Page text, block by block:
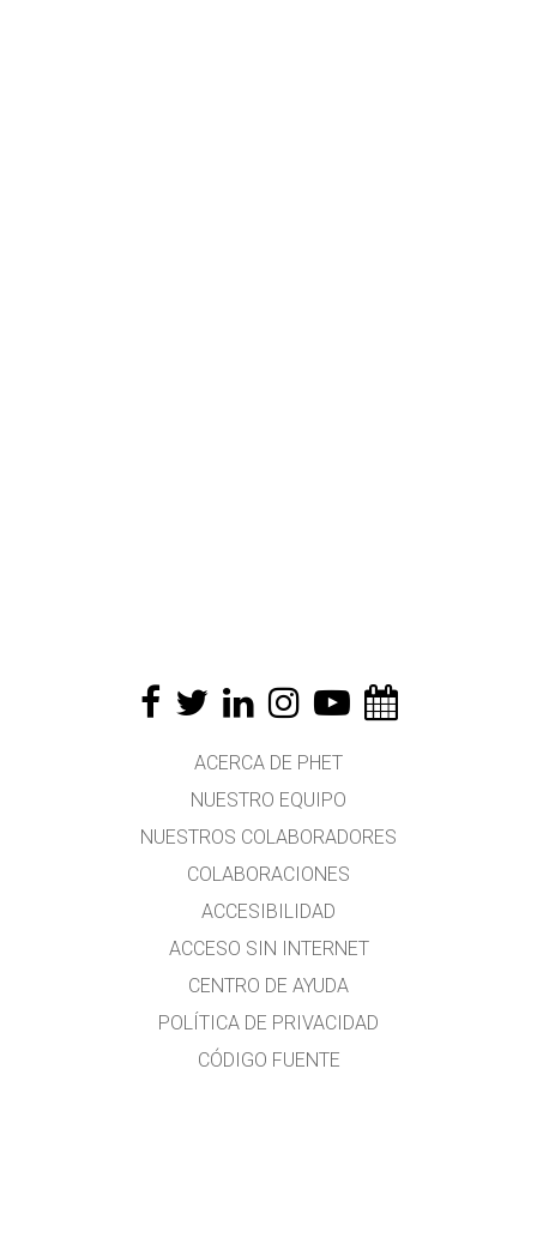
ACERCA DE PHET
NUESTRO EQUIPO
NUESTROS COLABORADORES
COLABORACIONES
ACCESIBILIDAD
ACCESO SIN INTERNET
CENTRO DE AYUDA
POLÍTICA DE PRIVACIDAD
CÓDIGO FUENTE